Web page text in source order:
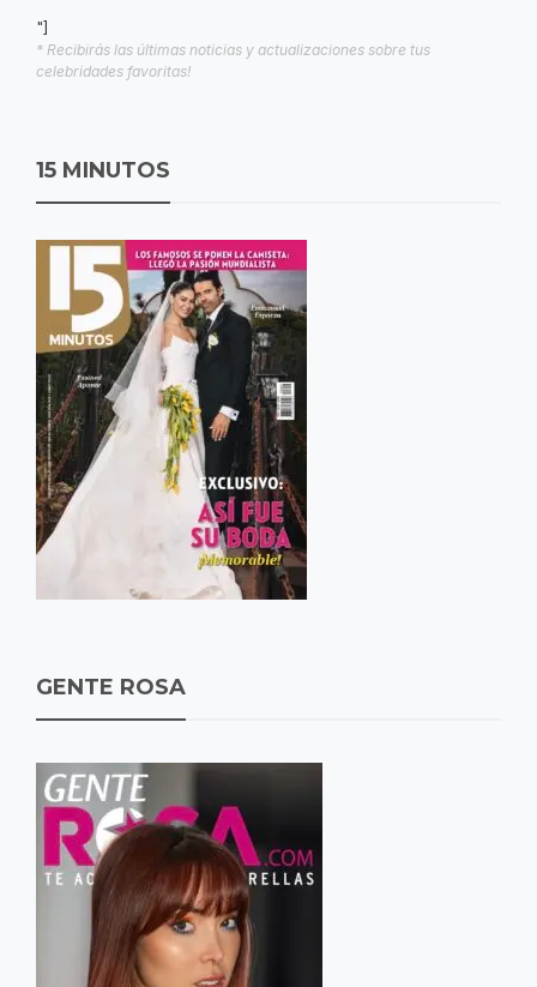
"]
* Recibirás las últimas noticias y actualizaciones sobre tus
celebridades favoritas!
15 MINUTOS
GENTE ROSA